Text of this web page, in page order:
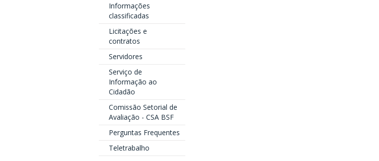
Informações
classificadas
Licitações e
contratos
Servidores
Serviço de
Informação ao
Cidadão
Comissão Setorial de
Avaliação - CSA BSF
Perguntas Frequentes
Teletrabalho